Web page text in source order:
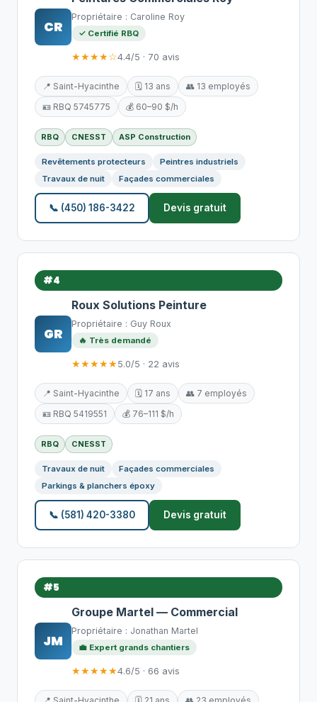
CR
Propriétaire : Caroline Roy
✓ Certifié RBQ
★★★★☆4.4/5 · 70 avis
📍 Saint-Hyacinthe 🗓️ 13 ans
👥 13 employés
🪪 RBQ 5745775
💰 60–90 $/h
RBQ CNESST ASP Construction
Revêtements protecteurs
Peintres industriels
Travaux de nuit
Façades commerciales
📞 (450) 186-3422 Devis gratuit
#4
GR
Roux Solutions Peinture
Propriétaire : Guy Roux
🔥 Très demandé
★★★★★5.0/5 · 22 avis
📍 Saint-Hyacinthe 🗓️ 17 ans
👥 7 employés
🪪 RBQ 5419551
💰 76–111 $/h
RBQ CNESST
Travaux de nuit
Façades commerciales
Parkings & planchers époxy
📞 (581) 420-3380 Devis gratuit
#5
JM
Groupe Martel — Commercial
Propriétaire : Jonathan Martel
💼 Expert grands chantiers
★★★★★4.6/5 · 66 avis